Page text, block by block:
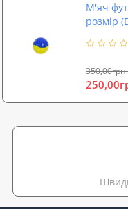
М'яч
розмір
350,00грн.